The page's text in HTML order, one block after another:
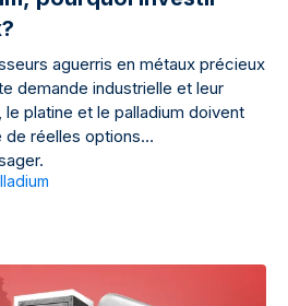
aguerris en métaux précieux
demande industrielle et leur
platine et le palladium doivent
réelles options